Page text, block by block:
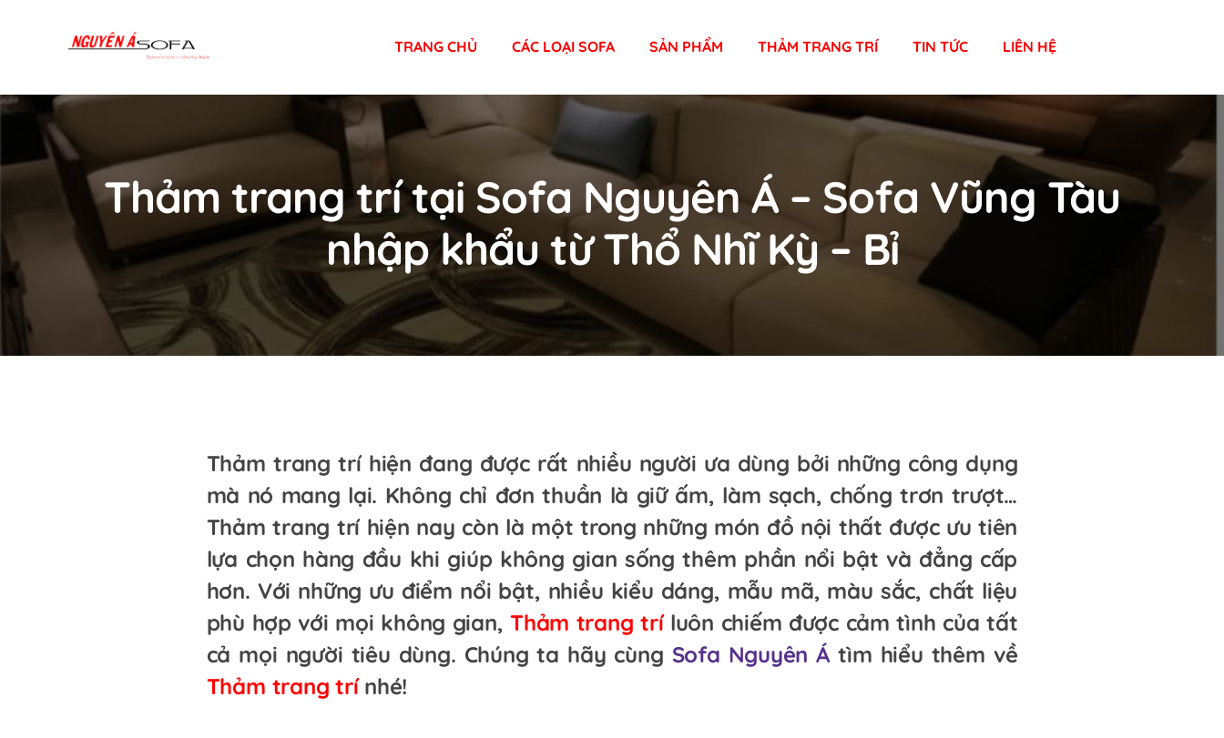
TRANG CHỦ CÁC LOẠI SOFA SẢN PHẨM THẢM TRANG TRÍ TIN TỨC LIÊN HỆ
Thảm trang trí tại Sofa Nguyên Á – Sofa Vũng Tàu
nhập khẩu từ Thổ Nhĩ Kỳ – Bỉ
Thảm trang trí hiện đang được rất nhiều người ưa dùng bởi những công dụng
mà nó mang lại. Không chỉ đơn thuần là giữ ấm, làm sạch, chống trơn trượt…
Thảm trang trí hiện nay còn là một trong những món đồ nội thất được ưu tiên
lựa chọn hàng đầu khi giúp không gian sống thêm phần nổi bật và đẳng cấp
hơn. Với những ưu điểm nổi bật, nhiều kiểu dáng, mẫu mã, màu sắc, chất liệu
phù hợp với mọi không gian,Thảm trang trí luôn chiếm được cảm tình của tất
cả mọi người tiêu dùng. Chúng ta hãy cùng Sofa Nguyên Á tìm hiểu thêm về
Thảm trang trí nhé!